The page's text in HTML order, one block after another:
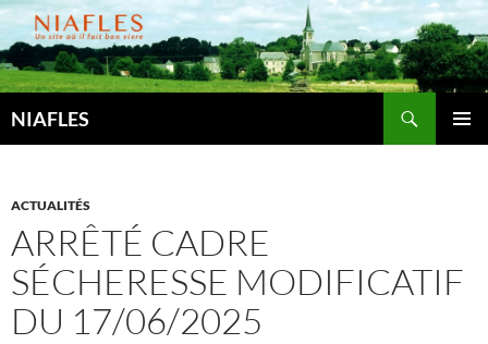
Aller
au
contenu
NIAFLES
ACTUALITÉS
ARRÊTÉ CADRE
SÉCHERESSE MODIFICATIF
DU 17/06/2025